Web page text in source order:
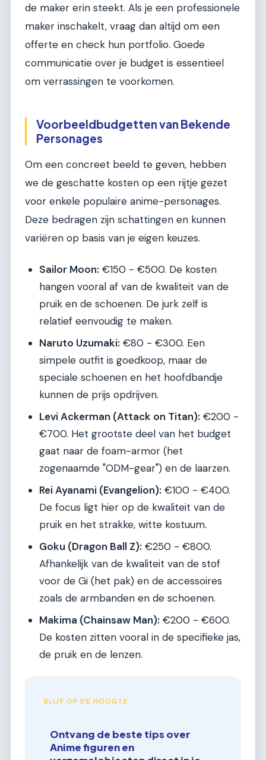
de maker erin steekt. Als je een professionele
maker inschakelt, vraag dan altijd om een
offerte en check hun portfolio. Goede
communicatie over je budget is essentieel
om verrassingen te voorkomen.
Voorbeeldbudgetten van Bekende
Personages
Om een concreet beeld te geven, hebben
we de geschatte kosten op een rijtje gezet
voor enkele populaire anime-personages.
Deze bedragen zijn schattingen en kunnen
variëren op basis van je eigen keuzes.
Sailor Moon: €150 - €500. De kosten
hangen vooral af van de kwaliteit van de
pruik en de schoenen. De jurk zelf is
relatief eenvoudig te maken.
Naruto Uzumaki: €80 - €300. Een
simpele outfit is goedkoop, maar de
speciale schoenen en het hoofdbandje
kunnen de prijs opdrijven.
Levi Ackerman (Attack on Titan): €200 -
€700. Het grootste deel van het budget
gaat naar de foam-armor (het
zogenaamde "ODM-gear") en de laarzen.
Rei Ayanami (Evangelion): €100 - €400.
De focus ligt hier op de kwaliteit van de
pruik en het strakke, witte kostuum.
Goku (Dragon Ball Z): €250 - €800.
Afhankelijk van de kwaliteit van de stof
voor de Gi (het pak) en de accessoires
zoals de armbanden en de schoenen.
Makima (Chainsaw Man): €200 - €600.
De kosten zitten vooral in de specifieke jas,
de pruik en de lenzen.
BLIJF OP DE HOOGTE
Ontvang de beste tips over
Anime figuren en